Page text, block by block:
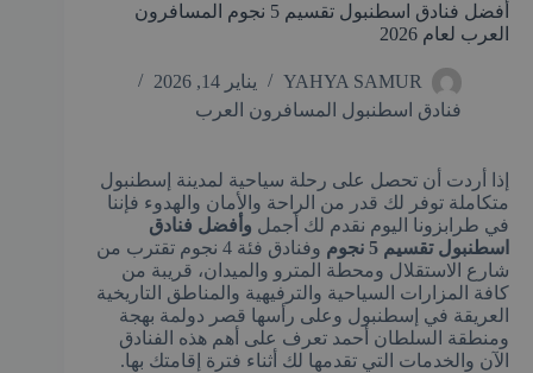
أفضل فنادق اسطنبول تقسيم 5 نجوم المسافرون
العرب لعام 2026
YAHYA SAMUR
يناير 14, 2026
فنادق اسطنبول المسافرون العرب
إذا أردت أن تحصل على رحلة سياحية لمدينة إسطنبول
متكاملة توفر لك قدر من الراحة والأمان والهدوء فإننا
في طرابزونا اليوم نقدم لك أجمل وأفضل فنادق
اسطنبول تقسيم 5 نجوم
وفنادق فئة 4 نجوم تقترب من
شارع الاستقلال ومحطة المترو والميدان، قريبة من
كافة المزارات السياحية والترفيهية والمناطق التاريخية
العريقة في إسطنبول وعلى رأسها قصر دولمة بهجة
ومنطقة السلطان أحمد تعرف على أهم هذه الفنادق
الآن والخدمات التي تقدمها لك أثناء فترة إقامتك بها.